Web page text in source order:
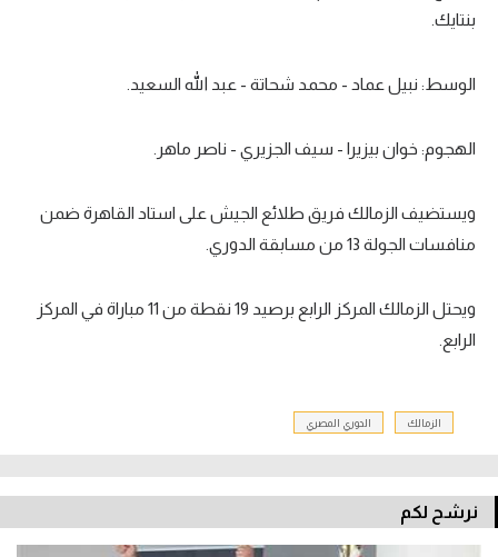
بنتايك.
الوسط: نبيل عماد - محمد شحاتة - عبد الله السعيد.
الهجوم: خوان بيزيرا - سيف الجزيري - ناصر ماهر.
ويستضيف الزمالك فريق طلائع الجيش على استاد القاهرة ضمن
منافسات الجولة 13 من مسابقة الدوري.
ويحتل الزمالك المركز الرابع برصيد 19 نقطة من 11 مباراة في المركز
الرابع.
الزمالك الدوري المصري
نرشح لكم